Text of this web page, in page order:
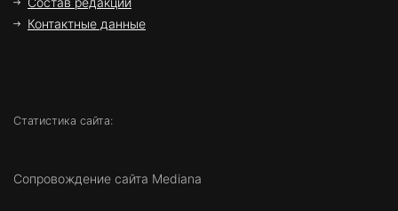
Контактные данные
Статистика сайта:
Сопровождение сайта Mediana